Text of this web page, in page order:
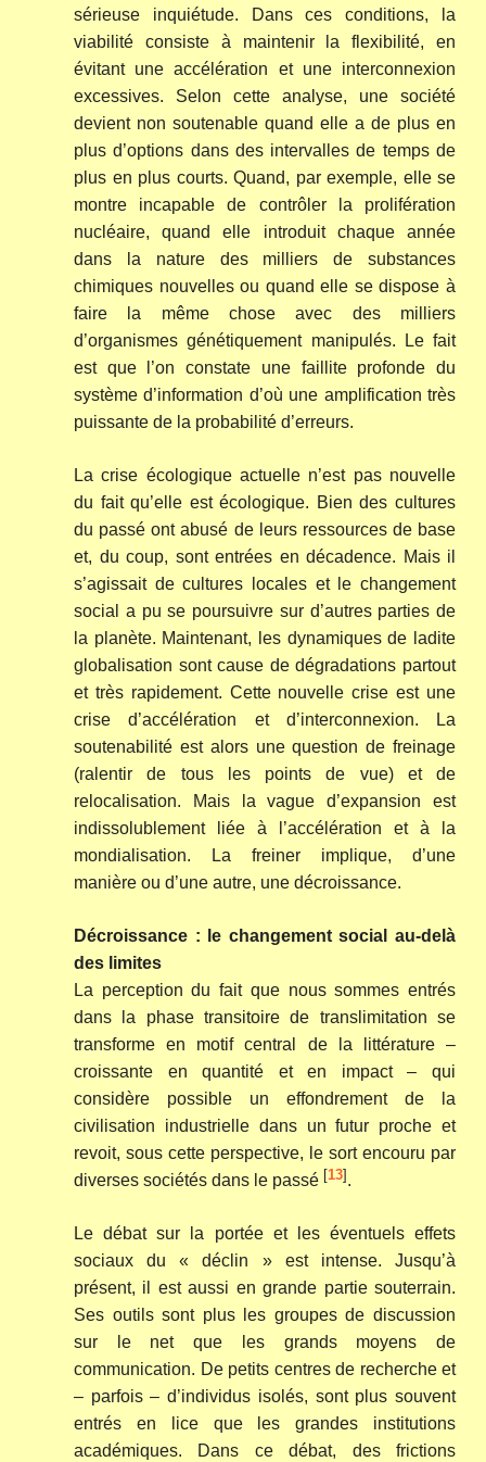
sérieuse inquiétude. Dans ces conditions, la
viabilité consiste à maintenir la flexibilité, en
évitant une accélération et une interconnexion
excessives. Selon cette analyse, une société
devient non soutenable quand elle a de plus en
plus d’options dans des intervalles de temps de
plus en plus courts. Quand, par exemple, elle se
montre incapable de contrôler la prolifération
nucléaire, quand elle introduit chaque année
dans la nature des milliers de substances
chimiques nouvelles ou quand elle se dispose à
faire la même chose avec des milliers
d’organismes génétiquement manipulés. Le fait
est que l’on constate une faillite profonde du
système d’information d’où une amplification très
puissante de la probabilité d’erreurs.
La crise écologique actuelle n’est pas nouvelle
du fait qu’elle est écologique. Bien des cultures
du passé ont abusé de leurs ressources de base
et, du coup, sont entrées en décadence. Mais il
s’agissait de cultures locales et le changement
social a pu se poursuivre sur d’autres parties de
la planète. Maintenant, les dynamiques de ladite
globalisation sont cause de dégradations partout
et très rapidement. Cette nouvelle crise est une
crise d’accélération et d’interconnexion. La
soutenabilité est alors une question de freinage
(ralentir de tous les points de vue) et de
relocalisation. Mais la vague d’expansion est
indissolublement liée à l’accélération et à la
mondialisation. La freiner implique, d’une
manière ou d’une autre, une décroissance.
Décroissance : le changement social au-delà
des limites
La perception du fait que nous sommes entrés
dans la phase transitoire de translimitation se
transforme en motif central de la littérature –
croissante en quantité et en impact – qui
considère possible un effondrement de la
civilisation industrielle dans un futur proche et
revoit, sous cette perspective, le sort encouru par
diverses sociétés dans le passé [13].
Le débat sur la portée et les éventuels effets
sociaux du « déclin » est intense. Jusqu’à
présent, il est aussi en grande partie souterrain.
Ses outils sont plus les groupes de discussion
sur le net que les grands moyens de
communication. De petits centres de recherche et
– parfois – d’individus isolés, sont plus souvent
entrés en lice que les grandes institutions
académiques. Dans ce débat, des frictions